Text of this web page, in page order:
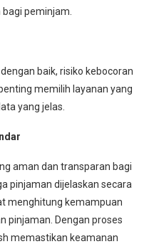
peminjam.
baik, risiko kebocoran
memilih layanan yang
yang jelas.
aman dan transparan bagi
pinjaman dijelaskan secara
menghitung kemampuan
pinjaman. Dengan proses
memastikan keamanan